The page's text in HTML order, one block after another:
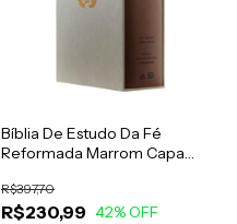
Bíblia De Estudo Da Fé
Reformada Marrom Capa
R$230,99
R$397,70
42% OFF